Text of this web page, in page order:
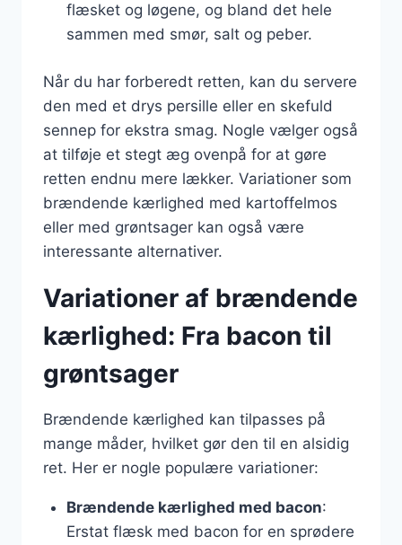
flæsket og løgene, og bland det hele
sammen med smør, salt og peber.
Når du har forberedt retten, kan du servere
den med et drys persille eller en skefuld
sennep for ekstra smag. Nogle vælger også
at tilføje et stegt æg ovenpå for at gøre
retten endnu mere lækker. Variationer som
brændende kærlighed med kartoffelmos
eller med grøntsager kan også være
interessante alternativer.
Variationer af brændende
kærlighed: Fra bacon til
grøntsager
Brændende kærlighed kan tilpasses på
mange måder, hvilket gør den til en alsidig
ret. Her er nogle populære variationer:
Brændende kærlighed med bacon:
Erstat flæsk med bacon for en sprødere